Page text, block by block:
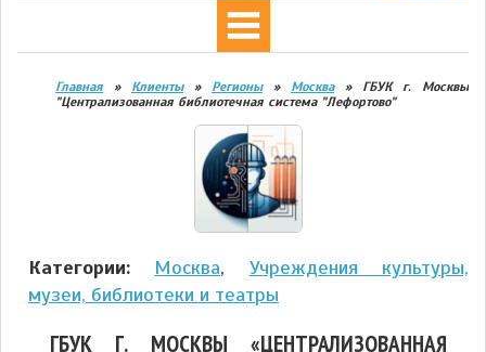
Главная » Клиенты» Регионы» Москва» ГБУК г. Москвы
"Централизованная библиотечная система "Лефортово"
Категории: Москва, Учреждения культуры,
музеи, библиотеки и театры
ГБУК Г. МОСКВЫ «ЦЕНТРАЛИЗОВАННАЯ